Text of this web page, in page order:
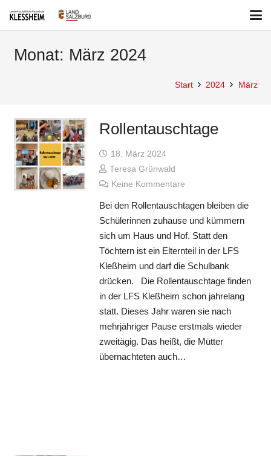
Monat: März 2024
Start 2024 März
Rollentauschtage
18. März 2024
Teresa Grünwald
Keine Kommentare
Bei den Rollentauschtagen bleiben die
Schülerinnen zuhause und kümmern
sich um Haus und Hof. Statt den
Töchtern ist ein Elternteil in der LFS
Kleßheim und darf die Schulbank
drücken. Die Rollentauschtage finden
in der LFS Kleßheim schon jahrelang
statt. Dieses Jahr waren sie nach
mehrjähriger Pause erstmals wieder
zweitägig. Das heißt, die Mütter
übernachteten auch…